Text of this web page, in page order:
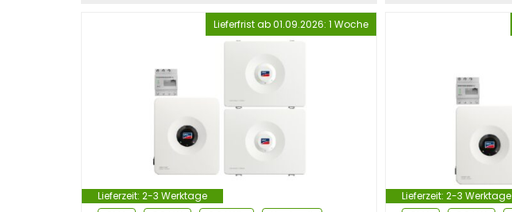
Lieferzeit: 2-3 Werktage
Lieferfrist ab 01.09.2026: 1 Woche
Lieferzeit:2-3 Werktage